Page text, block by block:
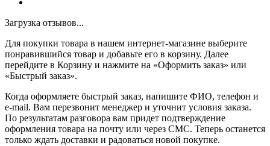
Загрузка отзывов...
Для покупки товара в нашем интернет-магазине выберите
понравившийся товар и добавьте его в корзину. Далее
перейдите в Корзину и нажмите на «Оформить заказ» или
«Быстрый заказ».
Когда оформляете быстрый заказ, напишите ФИО, телефон и
e-mail. Вам перезвонит менеджер и уточнит условия заказа.
По результатам разговора вам придет подтверждение
оформления товара на почту или через СМС. Теперь останется
только ждать доставки и радоваться новой покупке.